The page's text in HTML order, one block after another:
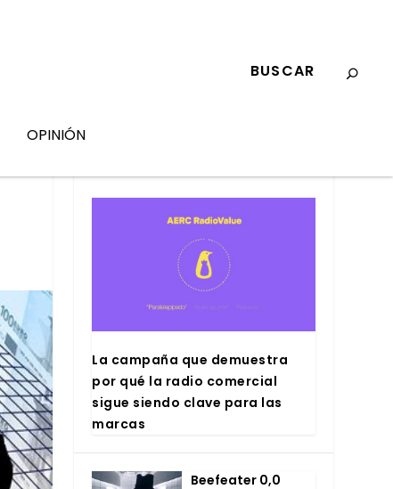
OPINIÓN
La cam­pa­ña que demues­tra
por qué la radio comer­cial
sigue sien­do cla­ve para las
mar­cas
Bee­fea­ter 0,0